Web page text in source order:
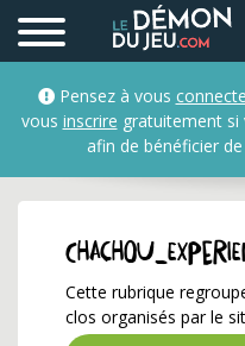
Pensez à vous
vous inscrire gratuitement si
afin de bénéficier
Cette rubrique
clos organisés par le